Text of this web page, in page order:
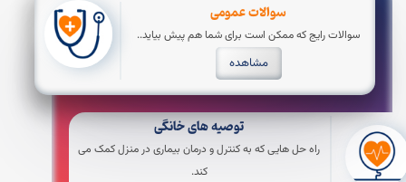
سوالات عمومی
سوالات رایج که ممکن است برای شما هم پیش بیاید..
مشاهده
توصیه های خانگی
راه حل هایی که به کنترل و درمان بیماری در منزل کمک می
کند.